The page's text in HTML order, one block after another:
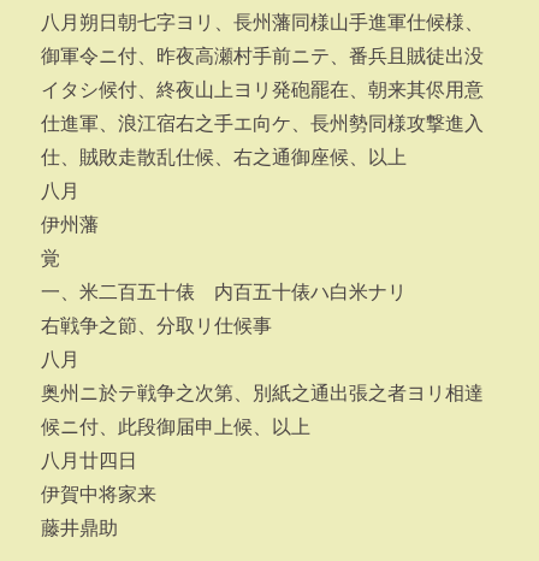
八月朔日朝七字ヨリ、長州藩同様山手進軍仕候様、
御軍令ニ付、昨夜高瀬村手前ニテ、番兵且賊徒出没
イタシ候付、終夜山上ヨリ発砲罷在、朝来其侭用意
仕進軍、浪江宿右之手エ向ケ、長州勢同様攻撃進入
仕、賊敗走散乱仕候、右之通御座候、以上
八月
伊州藩
覚
一、米二百五十俵 内百五十俵ハ白米ナリ
右戦争之節、分取リ仕候事
八月
奥州ニ於テ戦争之次第、別紙之通出張之者ヨリ相達
候ニ付、此段御届申上候、以上
八月廿四日
伊賀中将家来
藤井鼎助